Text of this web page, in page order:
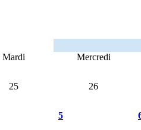
Mardi
Mercredi
25 26
5